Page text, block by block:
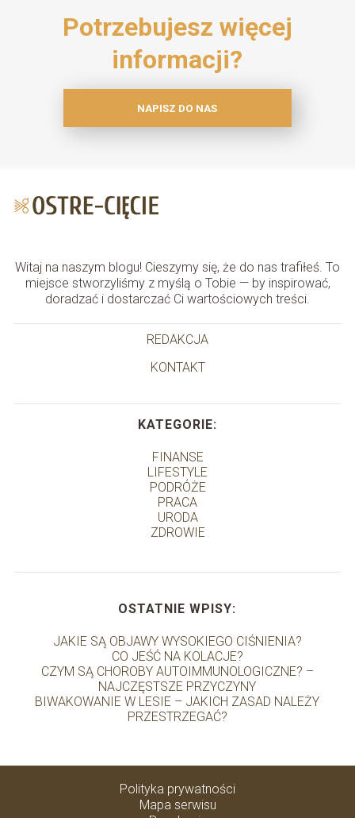
Potrzebujesz więcej
informacji?
NAPISZ DO NAS
Witaj na naszym blogu! Cieszymy się, że do nas trafiłeś. To
miejsce stworzyliśmy z myślą o Tobie — by inspirować,
doradzać i dostarczać Ci wartościowych treści.
REDAKCJA
KONTAKT
KATEGORIE:
FINANSE
LIFESTYLE
PODRÓŻE
PRACA
URODA
ZDROWIE
OSTATNIE WPISY:
JAKIE SĄ OBJAWY WYSOKIEGO CIŚNIENIA?
CO JEŚĆ NA KOLACJE?
CZYM SĄ CHOROBY AUTOIMMUNOLOGICZNE? –
NAJCZĘSTSZE PRZYCZYNY
BIWAKOWANIE W LESIE – JAKICH ZASAD NALEŻY
PRZESTRZEGAĆ?
Polityka prywatności
Mapa serwisu